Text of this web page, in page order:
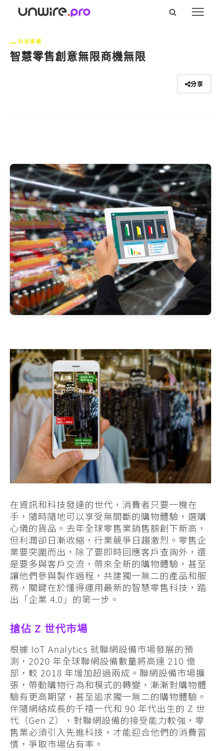
科技專欄
智慧零售創意無限商機無限
分享
在資訊和科技發達的世代，消費者只要一機在
手，隨時隨地可以享受無間斷的購物體驗，選購
心儀的貨品。去年全球零售業銷售額創下新高，
但利潤卻日漸收縮，行業競爭日趨激烈。零售企
業要突圍而出，除了要即時回應客戶查詢外，還
是要多與客戶交流，帶來全新的購物體驗，甚至
讓他們參與製作過程，共建獨一無二的產品和服
務，關鍵在於懂得運用最新的智慧零售科技，踏
出「企業 4.0」的第一步。
搶佔 Z 世代市場
根據 IoT Analytics 就聯網設備市場發展的預
測，2020 年全球聯網設備數量將高達 210 億
部，較 2018 年增加超過兩成。聯網設備市場擴
張，帶動購物行為和模式的轉變，漸漸對購物體
驗有更高期望，甚至追求獨一無二的購物體驗。
伴隨網絡成長的千禧一代和 90 年代出生的 Z 世
代（Gen Z），對聯網設備的接受能力較強，零
售業必須引入先進科技，才能迎合他們的消費習
慣，爭取市場佔有率。